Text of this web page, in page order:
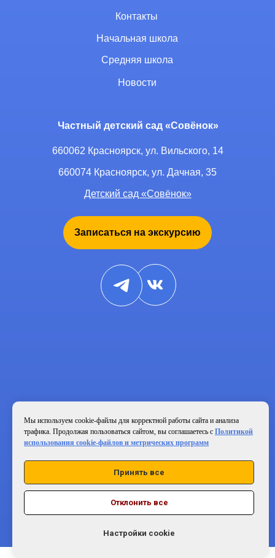
Частный детский сад «Совёнок»
© 2026 Частная школа «Поколение будущего»
Политика конфиденциальности и обработки
Согласие на обработку персональных
данных
Политика использования cookie
Детский сад «Совёнок»
660074 Красноярск, ул. Дачная, 35
660062 Красноярск, ул. Вильского, 14
Средняя школа
Начальная школа
Новости
Контакты
Записаться на экскурсию
Мы используем cookie-файлы для корректной работы сайта и анализа
трафика. Продолжая пользоваться сайтом, вы соглашаетесь с Политикой
использования cookie-файлов и метрических программ
Принять все
Отклонить все
Настройки cookie